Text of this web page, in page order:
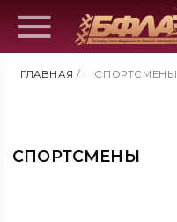
ГЛАВНАЯ / СПОРТСМЕНЫ
СПОРТСМЕНЫ